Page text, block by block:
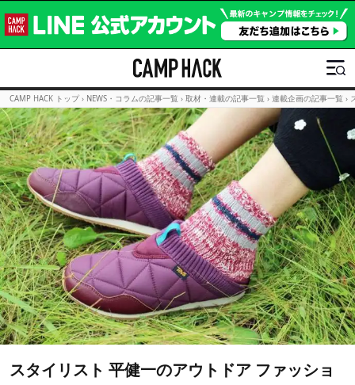
CAMP HACK トップ › NEWS・コラムの記事一覧 › 取材・連載の記事一覧 › 連載企画の記事一覧 ›
スタイリスト 平健一のアウトドア ファッショ